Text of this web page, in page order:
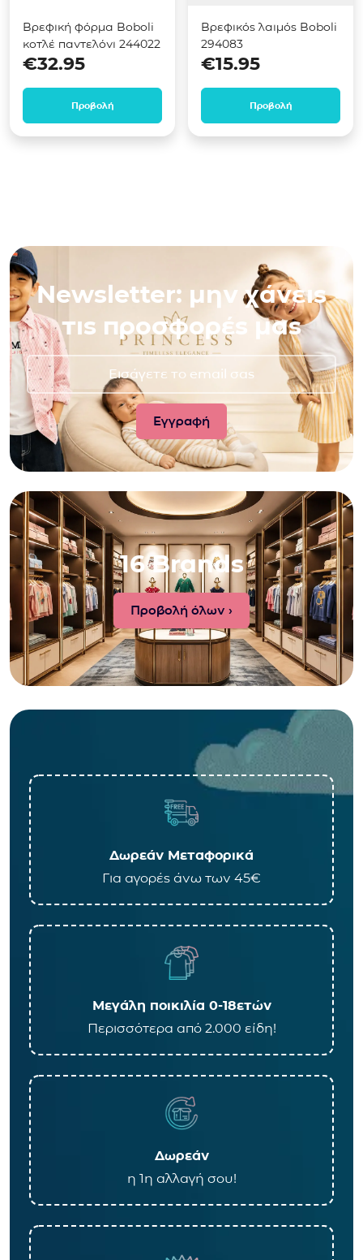
Βρεφική φόρμα Boboli
κοτλέ παντελόνι 244022
€32.95
Προβολή
Βρεφικός λαιμός Boboli
294083
€15.95
Προβολή
Newsletter: μην χάνεις
τις προσφορές μας
16 Brands
Προβολή όλων ›
Δωρεάν Μεταφορικά
Για αγορές άνω των 45€
Μεγάλη ποικιλία 0-18ετών
Περισσότερα από 2.000 είδη!
Δωρεάν
η 1η αλλαγή σου!